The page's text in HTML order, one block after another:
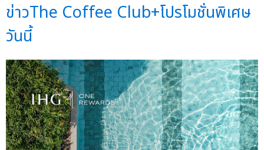
ข่าวThe Coffee Club+โปรโมชั่นพิเศษ
วันนี้